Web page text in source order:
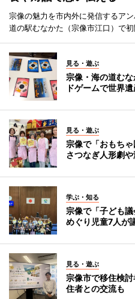
宗像の魅力を市内外に発信するア
道の駅むなかた（宗像市江口）で初
見る・遊ぶ
宗像・海の道む
ドゲームで世界
見る・遊ぶ
宗像で「おもち
さつなぎ人形劇
学ぶ・知る
宗像で「子ども
めぐり児童7人が
見る・遊ぶ
宗像市で移住検
住者との交流も